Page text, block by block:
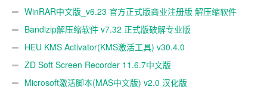
WinRAR中文版_v6.23 官方正式版商业注册版 解压缩软件
Bandizip解压缩软件 v7.32 正式版破解专业版
HEU KMS Activator(KMS激活工具) v30.4.0
ZD Soft Screen Recorder 11.6.7中文版
Microsoft激活脚本(MAS中文版) v2.0 汉化版